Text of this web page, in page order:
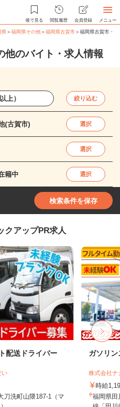
後で見る 閲覧履歴 会員登録 メニュー
県＞福岡県その他＞福岡県古賀市＞福岡県古賀市・
他のバイト・求人情報
絞り込む
(古賀市) 選択
選択
籍中 選択
検索条件を保存
クアップPR求人
配送ドライバー
刀洗町山隈187-1（マ
ガソリ
株式会社
時給
福岡県田